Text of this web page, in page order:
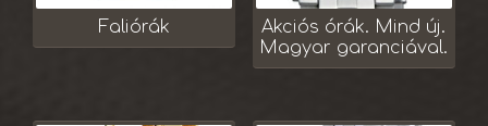
Faliórák
Akciós órák. Mind új.
Magyar garanciával.